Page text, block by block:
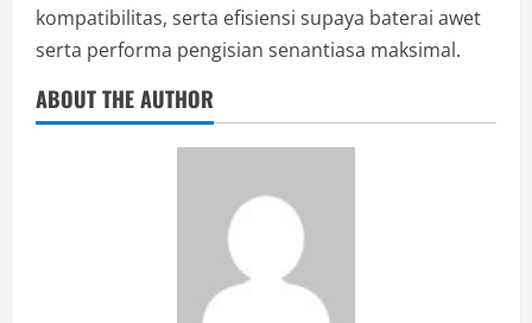
kompatibilitas, serta efisiensi supaya baterai awet
serta performa pengisian senantiasa maksimal.
ABOUT THE AUTHOR